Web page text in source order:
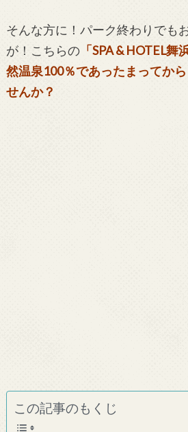
そんな方に！パーク終わりでも
が！こちらの「SPA & HOTEL舞
然温泉100％であったまってか
せんか？
この記事のもくじ